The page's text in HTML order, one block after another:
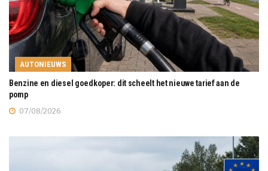
AUTONIEUWS
Benzine en diesel goedkoper: dit scheelt het nieuwe tarief aan de
pomp
07/08/2026